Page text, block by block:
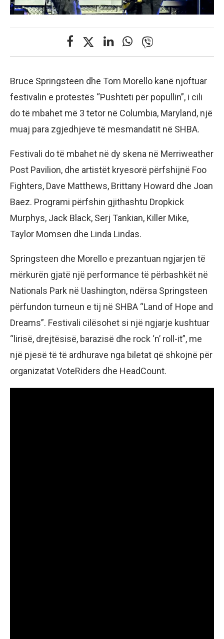
Bruce Springsteen dhe Tom Morello kanë njoftuar
festivalin e protestës “Pushteti për popullin”, i cili
do të mbahet më 3 tetor në Columbia, Maryland, një
muaj para zgjedhjeve të mesmandatit në SHBA.
Festivali do të mbahet në dy skena në Merriweather
Post Pavilion, dhe artistët kryesorë përfshijnë Foo
Fighters, Dave Matthews, Brittany Howard dhe Joan
Baez. Programi përfshin gjithashtu Dropkick
Murphys, Jack Black, Serj Tankian, Killer Mike,
Taylor Momsen dhe Linda Lindas.
Springsteen dhe Morello e prezantuan ngjarjen të
mërkurën gjatë një performance të përbashkët në
Nationals Park në Uashington, ndërsa Springsteen
përfundon turneun e tij në SHBA “Land of Hope and
Dreams”. Festivali cilësohet si një ngjarje kushtuar
“lirisë, drejtësisë, barazisë dhe rock ‘n’ roll-it”, me
një pjesë të të ardhurave nga biletat që shkojnë për
organizatat VoteRiders dhe HeadCount.